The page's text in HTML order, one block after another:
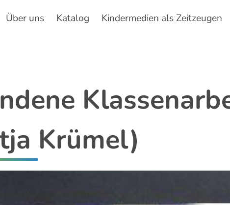
Über uns Katalog Kindermedien als Zeitzeugen
Krümel)